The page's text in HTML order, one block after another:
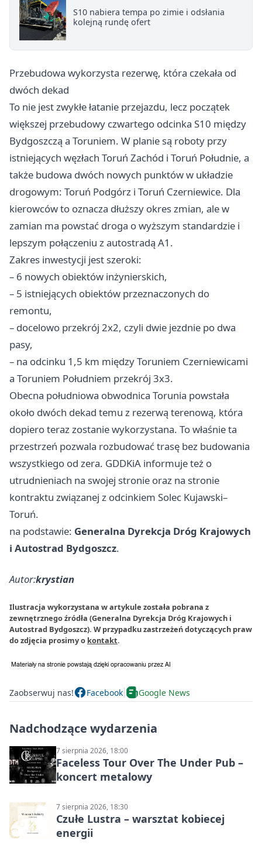
S10 nabiera tempa po zimie i odsłania
kolejną rundę ofert
Przebudowa wykorzysta rezerwę, która czekała od
dwóch dekad
To nie jest zwykłe łatanie przejazdu, lecz początek
większej przebudowy czwartego odcinka S10 między
Bydgoszczą a Toruniem. W planie są roboty przy
istniejących węzłach Toruń Zachód i Toruń Południe, a
także budowa dwóch nowych punktów w układzie
drogowym: Toruń Podgórz i Toruń Czerniewice. Dla
kierowców to oznacza dłuższy okres zmian, ale w
zamian ma powstać droga o wyższym standardzie i
lepszym połączeniu z autostradą A1.
Zakres inwestycji jest szeroki:
– 6 nowych obiektów inżynierskich,
– 5 istniejących obiektów przeznaczonych do
remontu,
– docelowo przekrój 2x2, czyli dwie jezdnie po dwa
pasy,
– na odcinku 1,5 km między Toruniem Czerniewicami
a Toruniem Południem przekrój 3x3.
Obecna południowa obwodnica Torunia powstała
około dwóch dekad temu z rezerwą terenową, która
dopiero teraz zostanie wykorzystana. To właśnie ta
przestrzeń pozwala rozbudować trasę bez budowania
wszystkiego od zera. GDDKiA informuje też o
utrudnieniach na swojej stronie oraz na stronie
kontraktu związanej z odcinkiem Solec Kujawski–
Toruń.
na podstawie: Generalna Dyrekcja Dróg Krajowych
i Autostrad Bydgoszcz.
Autor:krystian
Ilustracja wykorzystana w artykule została pobrana z
zewnętrznego źródła (Generalna Dyrekcja Dróg Krajowych i
Autostrad Bydgoszcz). W przypadku zastrzeżeń dotyczących praw
do zdjęcia prosimy o kontakt.
Zaobserwuj nas! Facebook Google News
Nadchodzące wydarzenia
7 sierpnia 2026, 18:00
Faceless Tour Over The Under Pub –
koncert metalowy
7 sierpnia 2026, 18:30
Czułe Lustra – warsztat kobiecej
energii